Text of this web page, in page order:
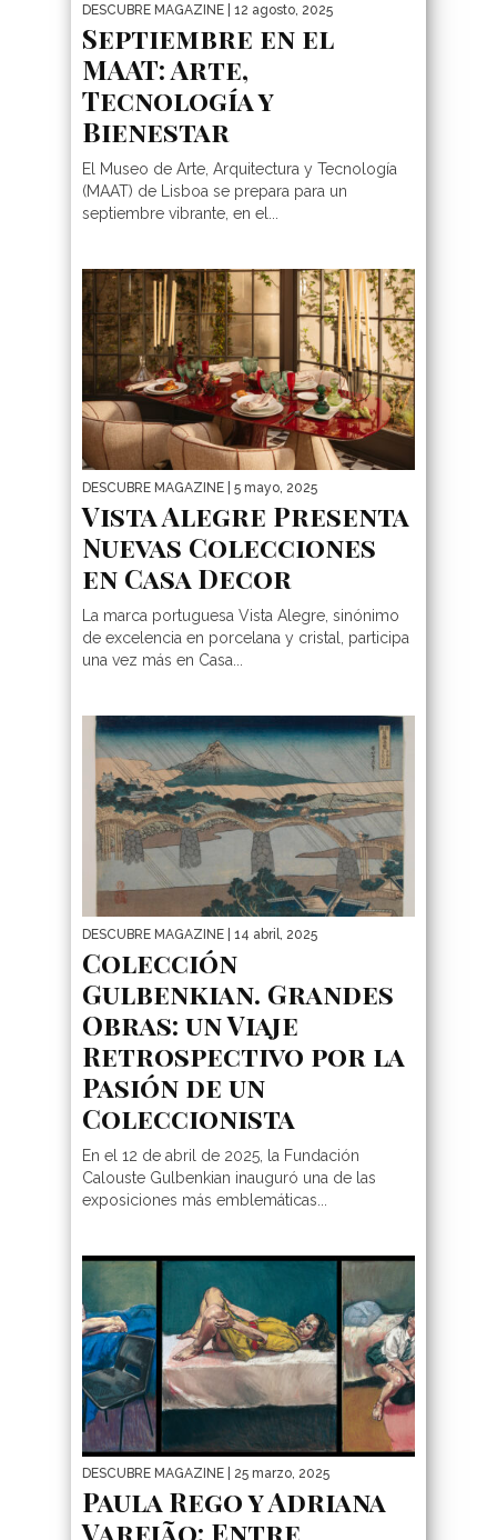
DESCUBRE MAGAZINE | 12 agosto, 2025
Septiembre en el
MAAT: Arte,
Tecnología y
Bienestar
El Museo de Arte, Arquitectura y Tecnología
(MAAT) de Lisboa se prepara para un
septiembre vibrante, en el...
DESCUBRE MAGAZINE | 5 mayo, 2025
Vista Alegre Presenta
Nuevas Colecciones
en Casa Decor
La marca portuguesa Vista Alegre, sinónimo
de excelencia en porcelana y cristal, participa
una vez más en Casa...
DESCUBRE MAGAZINE | 14 abril, 2025
Colección
Gulbenkian. Grandes
Obras: un Viaje
Retrospectivo por la
Pasión de un
Coleccionista
En el 12 de abril de 2025, la Fundación
Calouste Gulbenkian inauguró una de las
exposiciones más emblemáticas...
DESCUBRE MAGAZINE | 25 marzo, 2025
Paula Rego y Adriana
Varejão: Entre